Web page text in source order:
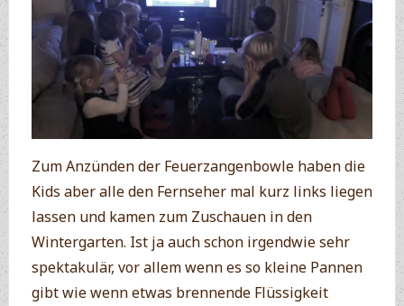
Zum Anzünden der Feuerzangenbowle haben die
Kids aber alle den Fernseher mal kurz links liegen
lassen und kamen zum Zuschauen in den
Wintergarten. Ist ja auch schon irgendwie sehr
spektakulär, vor allem wenn es so kleine Pannen
gibt wie wenn etwas brennende Flüssigkeit